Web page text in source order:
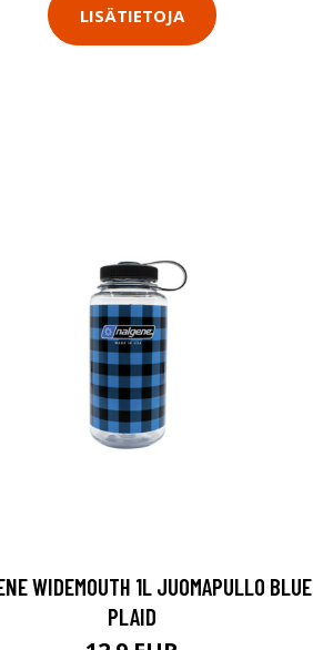
LISÄTIETOJA
WIDEMOUTH 1L JUOMAPULLO BLUE
PLAID